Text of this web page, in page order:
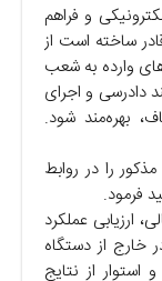
و فراهم
ساخته است از
وارده به شعب
دادرسی و اجرای
بهره‌مند شود.
را در روابط
فرمود.
ارزیابی عملکرد
خارج از دستگاه
از نتایج